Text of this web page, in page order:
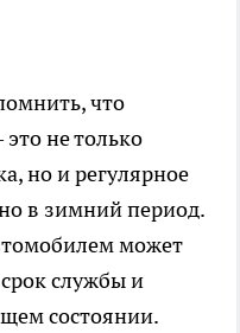
что
не только
но и регулярное
в зимний период.
может
службы и
состоянии.